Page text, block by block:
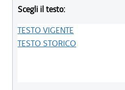
Scegli il testo:
TESTO VIGENTE
TESTO STORICO